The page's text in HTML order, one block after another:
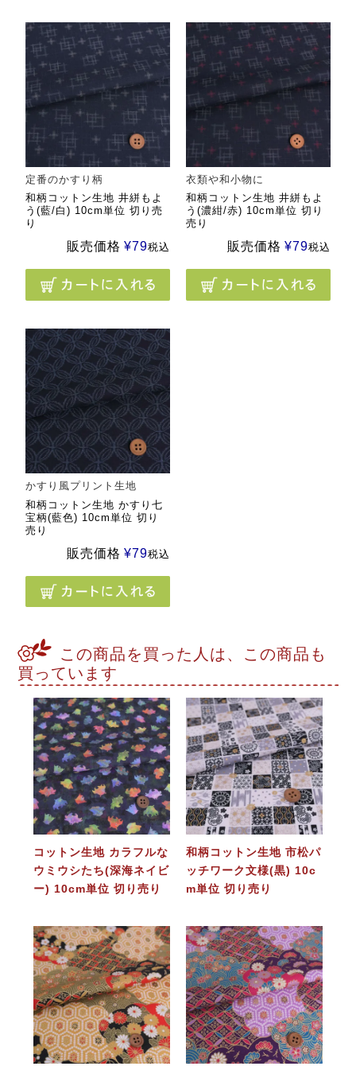
定番のかすり柄
和柄コットン生地 井絣もよ
う(藍/白) 10cm単位 切り売
り
販売価格 ¥79税込
衣類や和小物に
和柄コットン生地 井絣もよ
う(濃紺/赤) 10cm単位 切り
売り
販売価格 ¥79税込
かすり風プリント生地
和柄コットン生地 かすり七
宝柄(藍色) 10cm単位 切り
売り
販売価格 ¥79税込
この商品を買った人は、この商品も
買っています
コットン生地 カラフルな
ウミウシたち(深海ネイビ
ー) 10cm単位 切り売り
和柄コットン生地 市松パ
ッチワーク文様(黒) 10c
m単位 切り売り